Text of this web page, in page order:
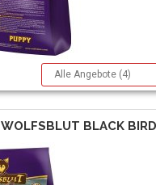
Alle Angebote (4)
WOLFSBLUT BLACK